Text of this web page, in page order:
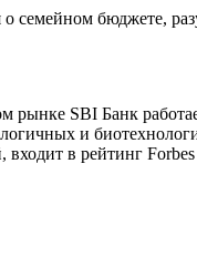
бюджете,
SBI Банк
и
в рейтинг